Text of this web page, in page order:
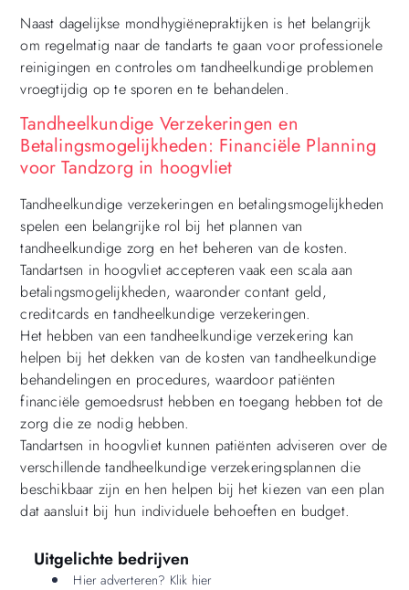
Naast dagelijkse mondhygiënepraktijken is het belangrijk
om regelmatig naar de tandarts te gaan voor professionele
reinigingen en controles om tandheelkundige problemen
vroegtijdig op te sporen en te behandelen.
Tandheelkundige Verzekeringen en
Betalingsmogelijkheden: Financiële Planning
voor Tandzorg in hoogvliet
Tandheelkundige verzekeringen en betalingsmogelijkheden
spelen een belangrijke rol bij het plannen van
tandheelkundige zorg en het beheren van de kosten.
Tandartsen in hoogvliet accepteren vaak een scala aan
betalingsmogelijkheden, waaronder contant geld,
creditcards en tandheelkundige verzekeringen.
Het hebben van een tandheelkundige verzekering kan
helpen bij het dekken van de kosten van tandheelkundige
behandelingen en procedures, waardoor patiënten
financiële gemoedsrust hebben en toegang hebben tot de
zorg die ze nodig hebben.
Tandartsen in hoogvliet kunnen patiënten adviseren over de
verschillende tandheelkundige verzekeringsplannen die
beschikbaar zijn en hen helpen bij het kiezen van een plan
dat aansluit bij hun individuele behoeften en budget.
Uitgelichte bedrijven
Hier adverteren? Klik hier